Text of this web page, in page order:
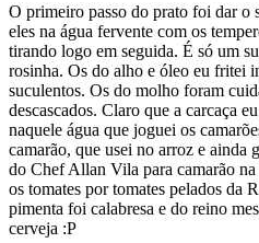
O primeiro passo do prato foi dar o
eles na água fervente com os
tirando logo em seguida. É só um
rosinha. Os do alho e óleo eu fritei
suculentos. Os do molho foram
descascados. Claro que a carcaça
naquele água que joguei os
camarão, que usei no arroz e ainda
do Chef Allan Vila para camarão
os tomates por tomates pelados da
pimenta foi calabresa e do reino
cerveja :P